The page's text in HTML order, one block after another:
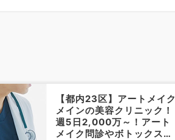
【都内23区】アートメイク
メインの美容クリニック！
週5日2,000万～！アート
メイク問診やボトックス・